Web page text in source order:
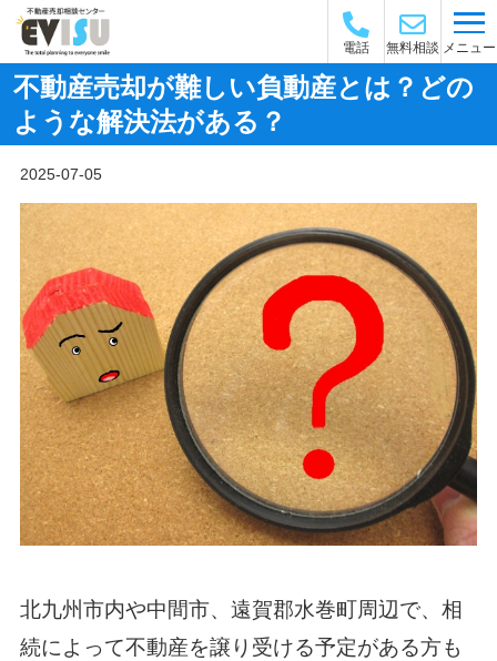
電話 無料相談 メニュー
不動産売却が難しい負動産とは？どの
ような解決法がある？
2025-07-05
北九州市内や中間市、遠賀郡水巻町周辺で、相
続によって不動産を譲り受ける予定がある方も